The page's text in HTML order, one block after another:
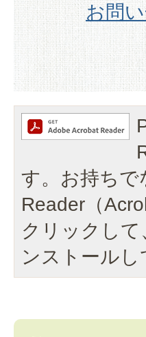
お問
す。お持ちで
Reader（
クリックし
ンストールし